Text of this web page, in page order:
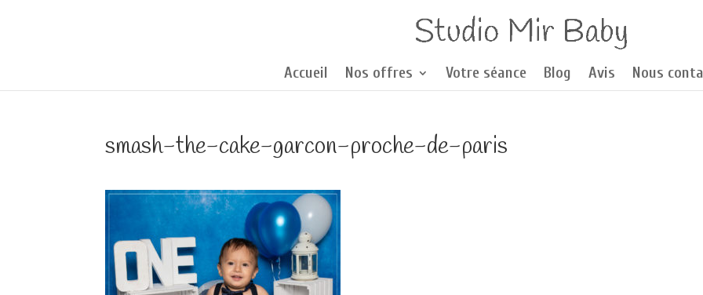
Accueil Nos offres Votre séance Blog Avis Nous
smash-the-cake-garcon-proche-de-paris